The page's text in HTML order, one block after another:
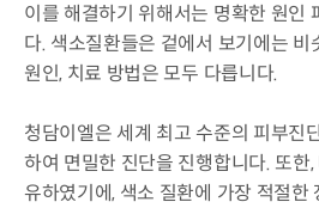
이를 해결하기 위해서는 명확한 원인
다. 색소질환들은 겉에서 보기에는 비
원인, 치료 방법은 모두 다릅니다.
청담이엘은 세계 최고 수준의 피부진
하여 면밀한 진단을 진행합니다. 또한
유하였기에, 색소 질환에 가장 적절한